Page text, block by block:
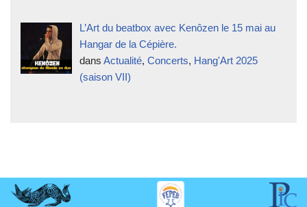
L’Art du beatbox avec Kenôzen le 15 mai au
Hangar de la Cépière.
dansActualité,Concerts, Hang'Art 2025
(saison VII)